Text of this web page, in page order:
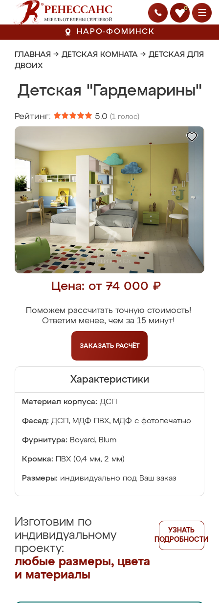
0
НАРО-ФОМИНСК
ГЛАВНАЯ → ДЕТСКАЯ КОМНАТА → ДЕТСКАЯ ДЛЯ
ДВОИХ
Детская "Гардемарины"
Рейтинг: 5.0 (1 голос)
Цена: от 74 000 ₽
Поможем рассчитать точную стоимость!
Ответим менее, чем за 15 минут!
ЗАКАЗАТЬ РАСЧЁТ
Характеристики
Материал корпуса: ДСП
Фасад: ДСП, МДФ ПВХ, МДФ с фотопечатью
Фурнитура: Boyard, Blum
Кромка: ПВХ (0,4 мм, 2 мм)
Размеры: индивидуально под Ваш заказ
Изготовим по
индивидуальному
проекту:
любые размеры, цвета
и материалы
УЗНАТЬ
ПОДРОБНОСТИ